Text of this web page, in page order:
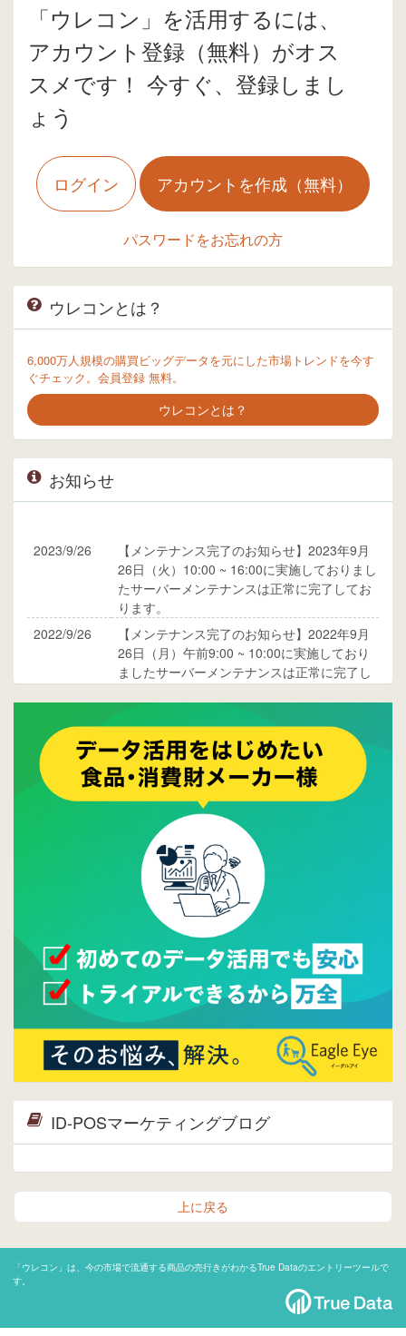
「ウレコン」を活用するには、
アカウント登録（無料）がオス
スメです！ 今すぐ、登録しまし
ょう
ログイン アカウントを作成（無料）
パスワードをお忘れの方
ウレコンとは？
6,000万人規模の購買ビッグデータを元にした市場トレンドを今す
ぐチェック。会員登録 無料。
ウレコンとは？
お知らせ
2023/9/26
【メンテナンス完了のお知らせ】2023年9月
26日（火）10:00 ~ 16:00に実施しておりまし
たサーバーメンテナンスは正常に完了してお
ります。
2022/9/26
【メンテナンス完了のお知らせ】2022年9月
26日（月）午前9:00 ~ 10:00に実施しており
ましたサーバーメンテナンスは正常に完了し
ご覧ください。
2015/10/19
ウレコンのサイト機能を大幅バージョンアッ
プ。詳細はこちら。⇒告知ページへ
2015/09/28
ウレコンが機能拡充し、サイトリニューアル
しました。⇒
ウレコンFacebook
Facebookページを開設しました。詳細は
ら。
ウレコンサイトリリースしました。
ID-POSマーケティングブログ
上に戻る
「ウレコン」は、今の市場で流通する商品の売行きがわかるTrue Dataのエントリーツールで
す。